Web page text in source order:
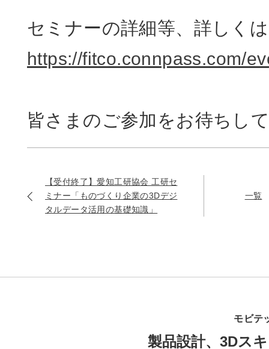
セミナーの詳細等、詳しく
https://fitco.connpass.com/
皆さまのご参加をお待ちし
【受付終了】愛知工研協会 工研セ
ミナー「ものづくり企業の3Dデジ
タルデータ活用の基礎知識」
一覧
モビテ
製品設計、3Dス